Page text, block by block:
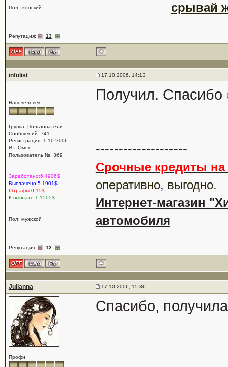
Пол: женский
Репутация: 13
срывай
infolist 17.10.2006, 14:13
Наш человек
Группа: Пользователи
Сообщений: 741
Регистрация: 1.10.2006
Из: Омск
Пользователь №: 369
Заработано:6.4906$
Выплачено:5.1901$
Штрафы:0.15$
К выплате:1.1505$
Пол: мужской
Репутация: 12
Получил. Спасибо
--------------------
Срочные кредиты на
оперативно, выгодно.
Интернет-магазин
автомобиля
Julianna 17.10.2006, 15:36
Профи
Спасибо, получила